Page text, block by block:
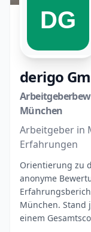
derigo
München
Arbeitgeber in
Erfahrungen
Orientierung zu
anonyme
München. Stand
einem